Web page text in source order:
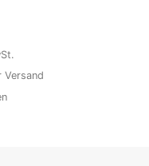
Versand